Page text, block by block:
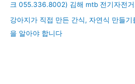
크 055.336.8002) 김해 mtb 전기자전
강아지가 직접 만든 간식, 자연식 만들
을 알아야 합니다